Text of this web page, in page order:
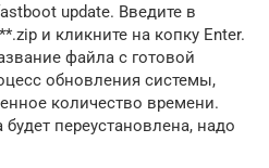
update. Введите в
и кликните на копку Enter.
файла с готовой
обновления системы,
количество времени.
переустановлена, надо